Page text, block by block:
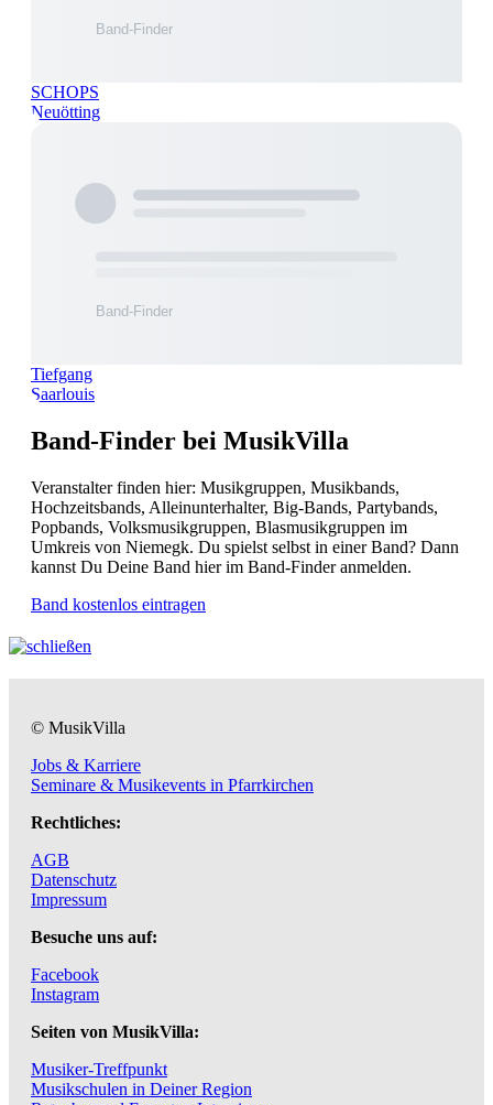
SCHOPS
Neuötting
Tiefgang
Saarlouis
Band-Finder bei MusikVilla
Veranstalter finden hier: Musikgruppen, Musikbands,
Hochzeitsbands, Alleinunterhalter, Big-Bands, Partybands,
Popbands, Volksmusikgruppen, Blasmusikgruppen im
Umkreis von Niemegk. Du spielst selbst in einer Band? Dann
kannst Du Deine Band hier im Band-Finder anmelden.
Band kostenlos eintragen
© MusikVilla
Jobs & Karriere
Seminare & Musikevents in Pfarrkirchen
Rechtliches:
AGB
Datenschutz
Impressum
Besuche uns auf:
Facebook
Instagram
Seiten von MusikVilla:
Musiker-Treffpunkt
Musikschulen in Deiner Region